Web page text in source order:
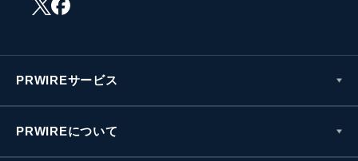
PRWIREサービス
PRWIREについて